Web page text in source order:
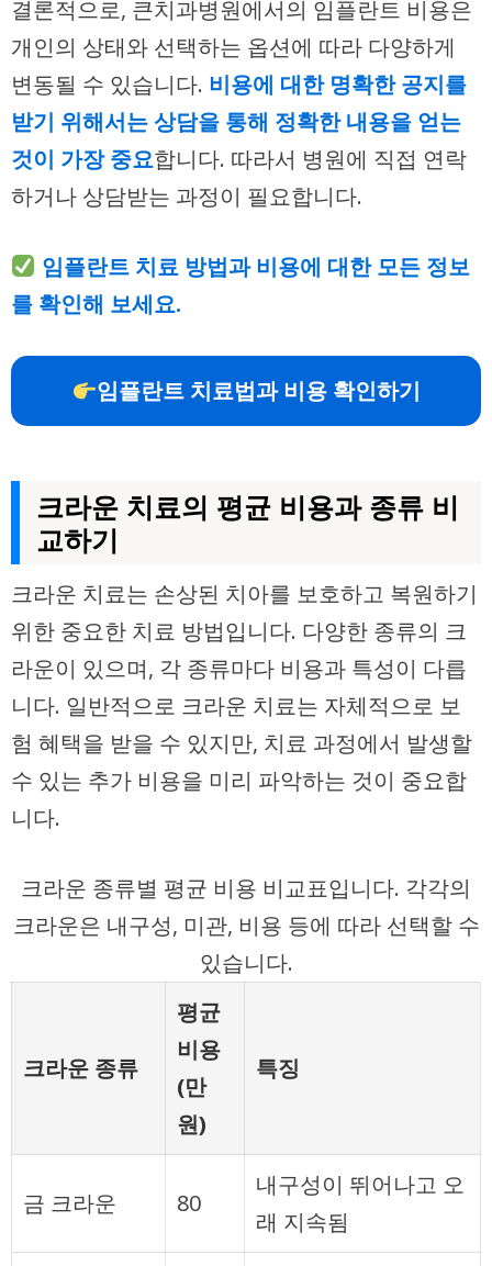
결론적으로, 큰치과병원에서의 임플란트 비용은
개인의 상태와 선택하는 옵션에 따라 다양하게
변동될 수 있습니다. 비용에 대한 명확한 공지를
받기 위해서는 상담을 통해 정확한 내용을 얻는
것이 가장 중요합니다. 따라서 병원에 직접 연락
하거나 상담받는 과정이 필요합니다.
임플란트 치료 방법과 비용에 대한 모든 정보
를 확인해 보세요.
임플란트 치료법과 비용 확인하기
크라운 치료의 평균 비용과 종류 비
교하기
크라운 치료는 손상된 치아를 보호하고 복원하기
위한 중요한 치료 방법입니다. 다양한 종류의 크
라운이 있으며, 각 종류마다 비용과 특성이 다릅
니다. 일반적으로 크라운 치료는 자체적으로 보
험 혜택을 받을 수 있지만, 치료 과정에서 발생할
수 있는 추가 비용을 미리 파악하는 것이 중요합
니다.
크라운 종류별 평균 비용 비교표입니다. 각각의
크라운은 내구성, 미관, 비용 등에 따라 선택할 수
있습니다.
크라운 종류
평균
비용
(만
원)
특징
금 크라운 80
내구성이 뛰어나고 오
래 지속됨